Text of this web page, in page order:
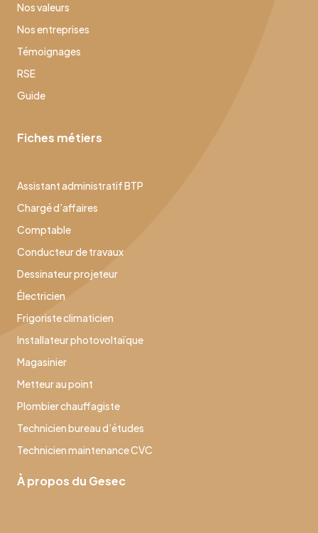
Nos valeurs
Nos entreprises
Témoignages
RSE
Guide
Fiches métiers
Assistant administratif BTP
Chargé d’affaires
Comptable
Conducteur de travaux
Dessinateur projeteur
Électricien
Frigoriste climaticien
Installateur photovoltaïque
Magasinier
Metteur au point
Plombier chauffagiste
Technicien bureau d’études
Technicien maintenance CVC
À propos du Gesec